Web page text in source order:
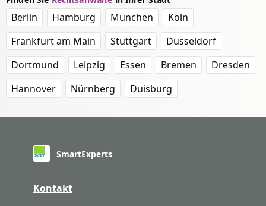
Berlin Hamburg München
Köln
Frankfurt am Main
Stuttgart
Düsseldorf
Dortmund
Leipzig Essen Bremen
Dresden
Hannover
Nürnberg Duisburg
SmartExperts
Kontakt